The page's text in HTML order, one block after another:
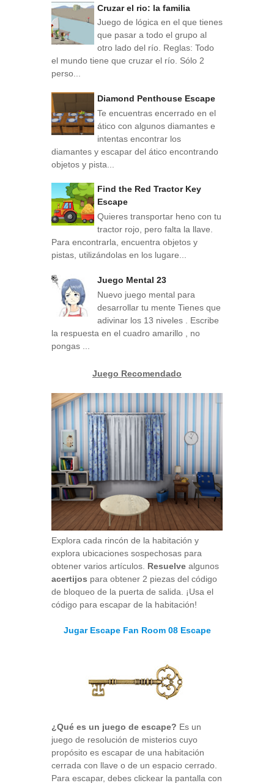
Cruzar el rio: la familia
Juego de lógica en el que tienes
que pasar a todo el grupo al
otro lado del río. Reglas: Todo
el mundo tiene que cruzar el río. Sólo 2
perso...
Diamond Penthouse Escape
Te encuentras encerrado en el
ático con algunos diamantes e
intentas encontrar los
diamantes y escapar del ático encontrando
objetos y pista...
Find the Red Tractor Key
Escape
Quieres transportar heno con tu
tractor rojo, pero falta la llave.
Para encontrarla, encuentra objetos y
pistas, utilizándolas en los lugare...
Juego Mental 23
Nuevo juego mental para
desarrollar tu mente Tienes que
adivinar los 13 niveles . Escribe
la respuesta en el cuadro amarillo , no
pongas ...
Juego Recomendado
Explora cada rincón de la habitación y
explora ubicaciones sospechosas para
obtener varios artículos. Resuelve algunos
acertijos para obtener 2 piezas del código
de bloqueo de la puerta de salida. ¡Usa el
código para escapar de la habitación!
Jugar Escape Fan Room 08 Escape
¿Qué es un juego de escape? Es un
juego de resolución de misterios cuyo
propósito es escapar de una habitación
cerrada con llave o de un espacio cerrado.
Para escapar, debes clickear la pantalla con